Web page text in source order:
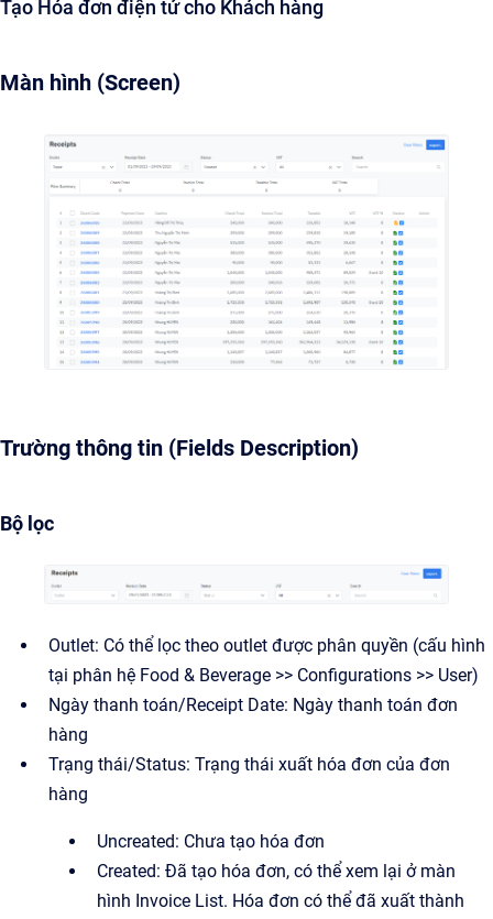
Tạo Hóa đơn điện tử cho Khách hàng
Màn hình (Screen)
Trường thông tin (Fields Description)
Bộ lọc
Outlet: Có thể lọc theo outlet được phân quyền (cấu hình
tại phân hệ Food & Beverage >> Configurations >> User)
Ngày thanh toán/Receipt Date: Ngày thanh toán đơn
hàng
Trạng thái/Status: Trạng thái xuất hóa đơn của đơn
hàng
Uncreated: Chưa tạo hóa đơn
Created: Đã tạo hóa đơn, có thể xem lại ở màn
hình Invoice List. Hóa đơn có thể đã xuất thành